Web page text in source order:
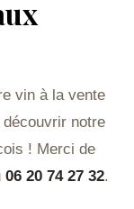
vin à la vente
notre
! Merci de
06 20 74 27 32.